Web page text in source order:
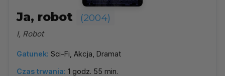
Ja, robot (2004)
I, Robot
Gatunek: Sci-Fi, Akcja, Dramat
Czas trwania: 1 godz. 55 min.